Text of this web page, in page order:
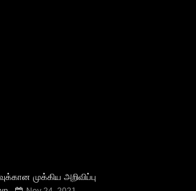
முக்கிய அறிவிப்பு